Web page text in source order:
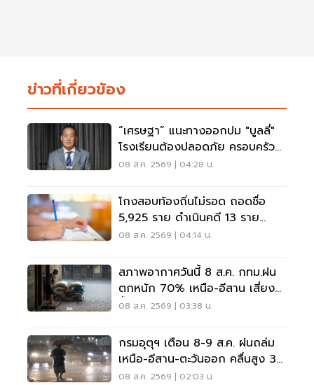
ข่าวที่เกี่ยวข้อง
“เศรษฐา” แนะทางออกปม "บูลลี่"
โรงเรียนต้องปลอดภัย ครอบครัว
ต้องรับฟัง
08 ส.ค. 2569 | 04:28 น.
โกงสอบท้องถิ่นไม่รอด ถอดชื่อ
5,925 ราย ดำเนินคดี 13 ราย
ปปง.ไล่เส้นการเงิน
08 ส.ค. 2569 | 04:14 น.
สภาพอากาศวันนี้ 8 ส.ค. กทม.ฝน
ตกหนัก 70% เหนือ-อีสาน เสี่ยง
น้ำท่วมฉับพลัน
08 ส.ค. 2569 | 03:38 น.
กรมอุตุฯ เตือน 8-9 ส.ค. ฝนถล่ม
เหนือ-อีสาน-ตะวันออก คลื่นสูง 3
เมตร
08 ส.ค. 2569 | 02:03 น.